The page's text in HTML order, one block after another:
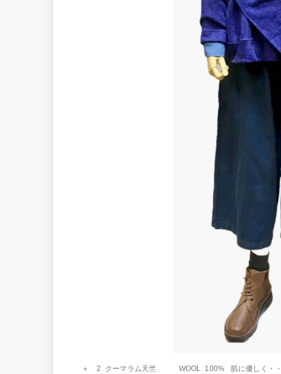
＋ 2 クーマラム天竺 WOOL 100% 肌に優しく・・軽